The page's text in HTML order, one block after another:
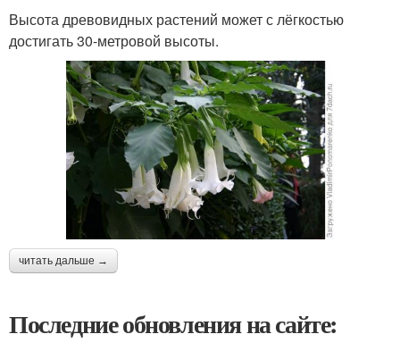
Высота древовидных растений может с лёгкостью
достигать 30-метровой высоты.
читать дальше →
Последние обновления на сайте: